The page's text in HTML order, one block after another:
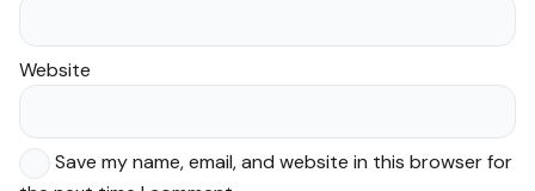
Website
Save my name, email, and website in this browser for